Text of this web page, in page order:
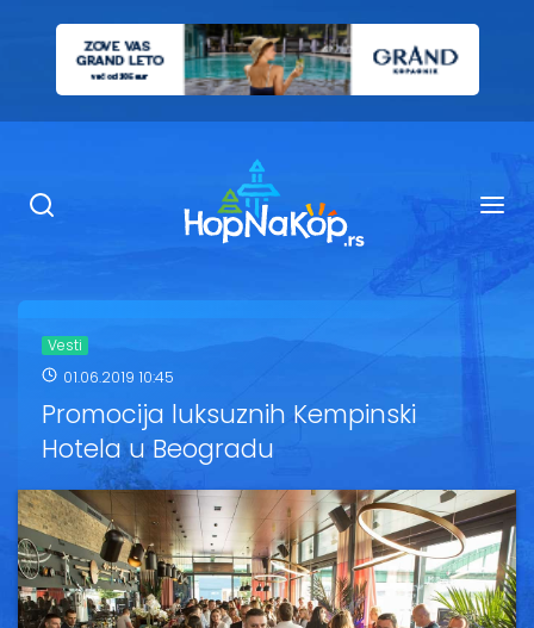
Ugostiteljstvo
Kop Info
Ski renta
Vesti
Oglasi
Vesti
01.06.2019 10:45
Promocija luksuznih Kempinski
Hotela u Beogradu